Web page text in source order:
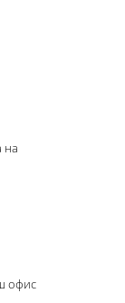
на
офис